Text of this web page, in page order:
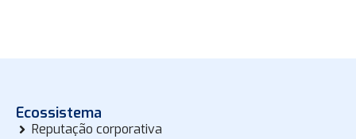
Ecossistema
Reputação corporativa